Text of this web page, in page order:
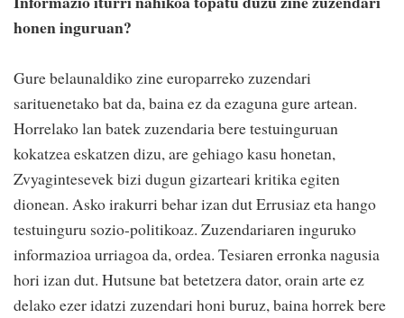
honen inguruan?
Gure belaunaldiko zine europarreko zuzendari
sarituenetako bat da, baina ez da ezaguna gure artean.
Horrelako lan batek zuzendaria bere testuinguruan
kokatzea eskatzen dizu, are gehiago kasu honetan,
Zvyagintesevek bizi dugun gizarteari kritika egiten
dionean. Asko irakurri behar izan dut Errusiaz eta hango
testuinguru sozio-politikoaz. Zuzendariaren inguruko
informazioa urriagoa da, ordea. Tesiaren erronka nagusia
hori izan dut. Hutsune bat betetzera dator, orain arte ez
delako ezer idatzi zuzendari honi buruz, baina horrek bere